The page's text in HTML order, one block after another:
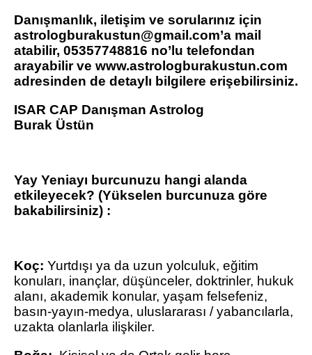
Danışmanlık, iletişim ve sorularınız için
astrologburakustun@gmail.com’a mail
atabilir, 05357748816 no’lu telefondan
arayabilir ve www.astrologburakustun.com
adresinden de detaylı bilgilere erişebilirsiniz.
ISAR CAP Danışman Astrolog
Burak Üstün
Yay Yeniayı burcunuzu hangi alanda
etkileyecek? (Yükselen burcunuza göre
bakabilirsiniz) :
Koç: Yurtdışı ya da uzun yolculuk, eğitim
konuları, inançlar, düşünceler, doktrinler, hukuk
alanı, akademik konular, yaşam felsefeniz,
basın-yayın-medya, uluslararası / yabancılarla,
uzakta olanlarla ilişkiler.